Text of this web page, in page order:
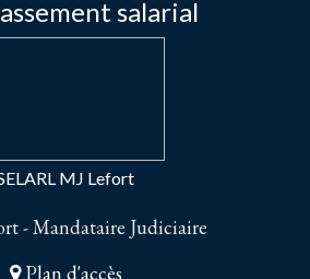
salarial
MJ Lefort
- Mandataire Judiciaire
Plan d'accès